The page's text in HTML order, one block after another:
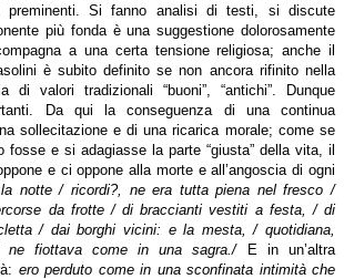
preminenti. Si fanno analisi di testi, si discute
più fonda è una suggestione dolorosamente
a una certa tensione religiosa; anche il
è subito definito se non ancora rifinito nella
di valori tradizionali “buoni”, “antichi”. Dunque
Da qui la conseguenza di una continua
sollecitazione e di una ricarica morale; come se
fosse e si adagiasse la parte “giusta” della vita, il
e ci oppone alla morte e all’angoscia di ogni
la notte / ricordi?, ne era tutta piena nel fresco /
da frotte / di braccianti vestiti a festa, / di
/ dai borghi vicini: e la mesta, / quotidiana,
ne fiottava come in una sagra./
E in un’altra
ero perduto come in una sconfinata intimità che